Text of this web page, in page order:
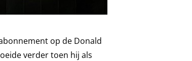
op de Donald
verder toen hij als